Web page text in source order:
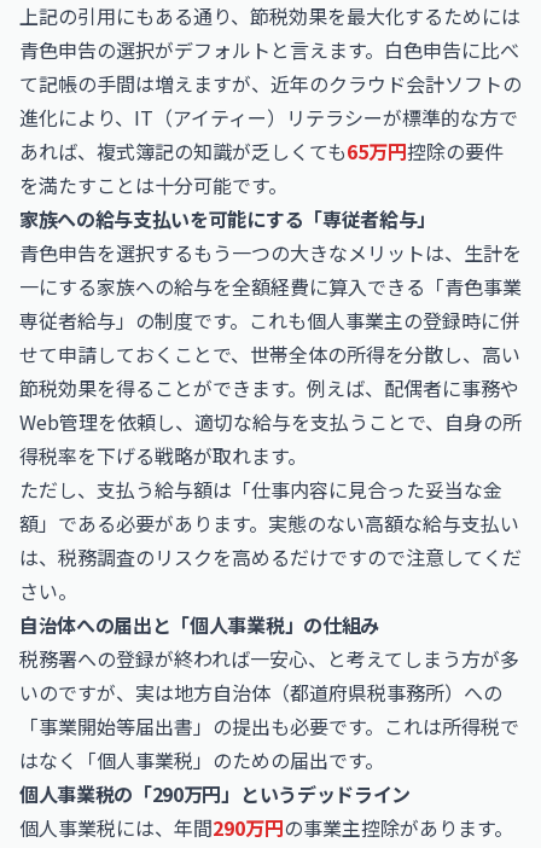
上記の引用にもある通り、節税効果を最大化するためには
青色申告の選択がデフォルトと言えます。白色申告に比べ
て記帳の手間は増えますが、近年のクラウド会計ソフトの
進化により、IT（アイティー）リテラシーが標準的な方で
あれば、複式簿記の知識が乏しくても65万円控除の要件
を満たすことは十分可能です。
家族への給与支払いを可能にする「専従者給与」
青色申告を選択するもう一つの大きなメリットは、生計を
一にする家族への給与を全額経費に算入できる「青色事業
専従者給与」の制度です。これも個人事業主の登録時に併
せて申請しておくことで、世帯全体の所得を分散し、高い
節税効果を得ることができます。例えば、配偶者に事務や
Web管理を依頼し、適切な給与を支払うことで、自身の所
得税率を下げる戦略が取れます。
ただし、支払う給与額は「仕事内容に見合った妥当な金
額」である必要があります。実態のない高額な給与支払い
は、税務調査のリスクを高めるだけですので注意してくだ
さい。
自治体への届出と「個人事業税」の仕組み
税務署への登録が終われば一安心、と考えてしまう方が多
いのですが、実は地方自治体（都道府県税事務所）への
「事業開始等届出書」の提出も必要です。これは所得税で
はなく「個人事業税」のための届出です。
個人事業税の「290万円」というデッドライン
個人事業税には、年間290万円の事業主控除があります。